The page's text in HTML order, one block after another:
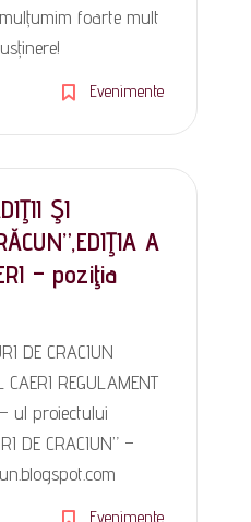
foarte mult
Evenimente
ŞI
A
– poziţia
DE CRACIUN
REGULAMENT
ul proiectului
DE CRACIUN” –
Evenimente